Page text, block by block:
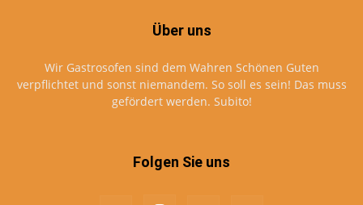
Über uns
Wir Gastrosofen sind dem Wahren Schönen Guten
verpflichtet und sonst niemandem. So soll es sein! Das muss
gefördert werden. Subito!
Folgen Sie uns